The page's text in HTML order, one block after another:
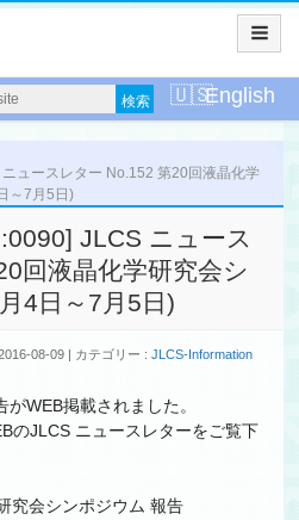
English
ュースレター No.152 第20回液晶化学
～7月5日)
JLCS ニュース
回液晶化学研究会シ
4日～7月5日)
08-09 カテゴリー :JLCS-Information
WEB掲載されました。
のJLCS ニュースレターをご覧下
究会シンポジウム 報告